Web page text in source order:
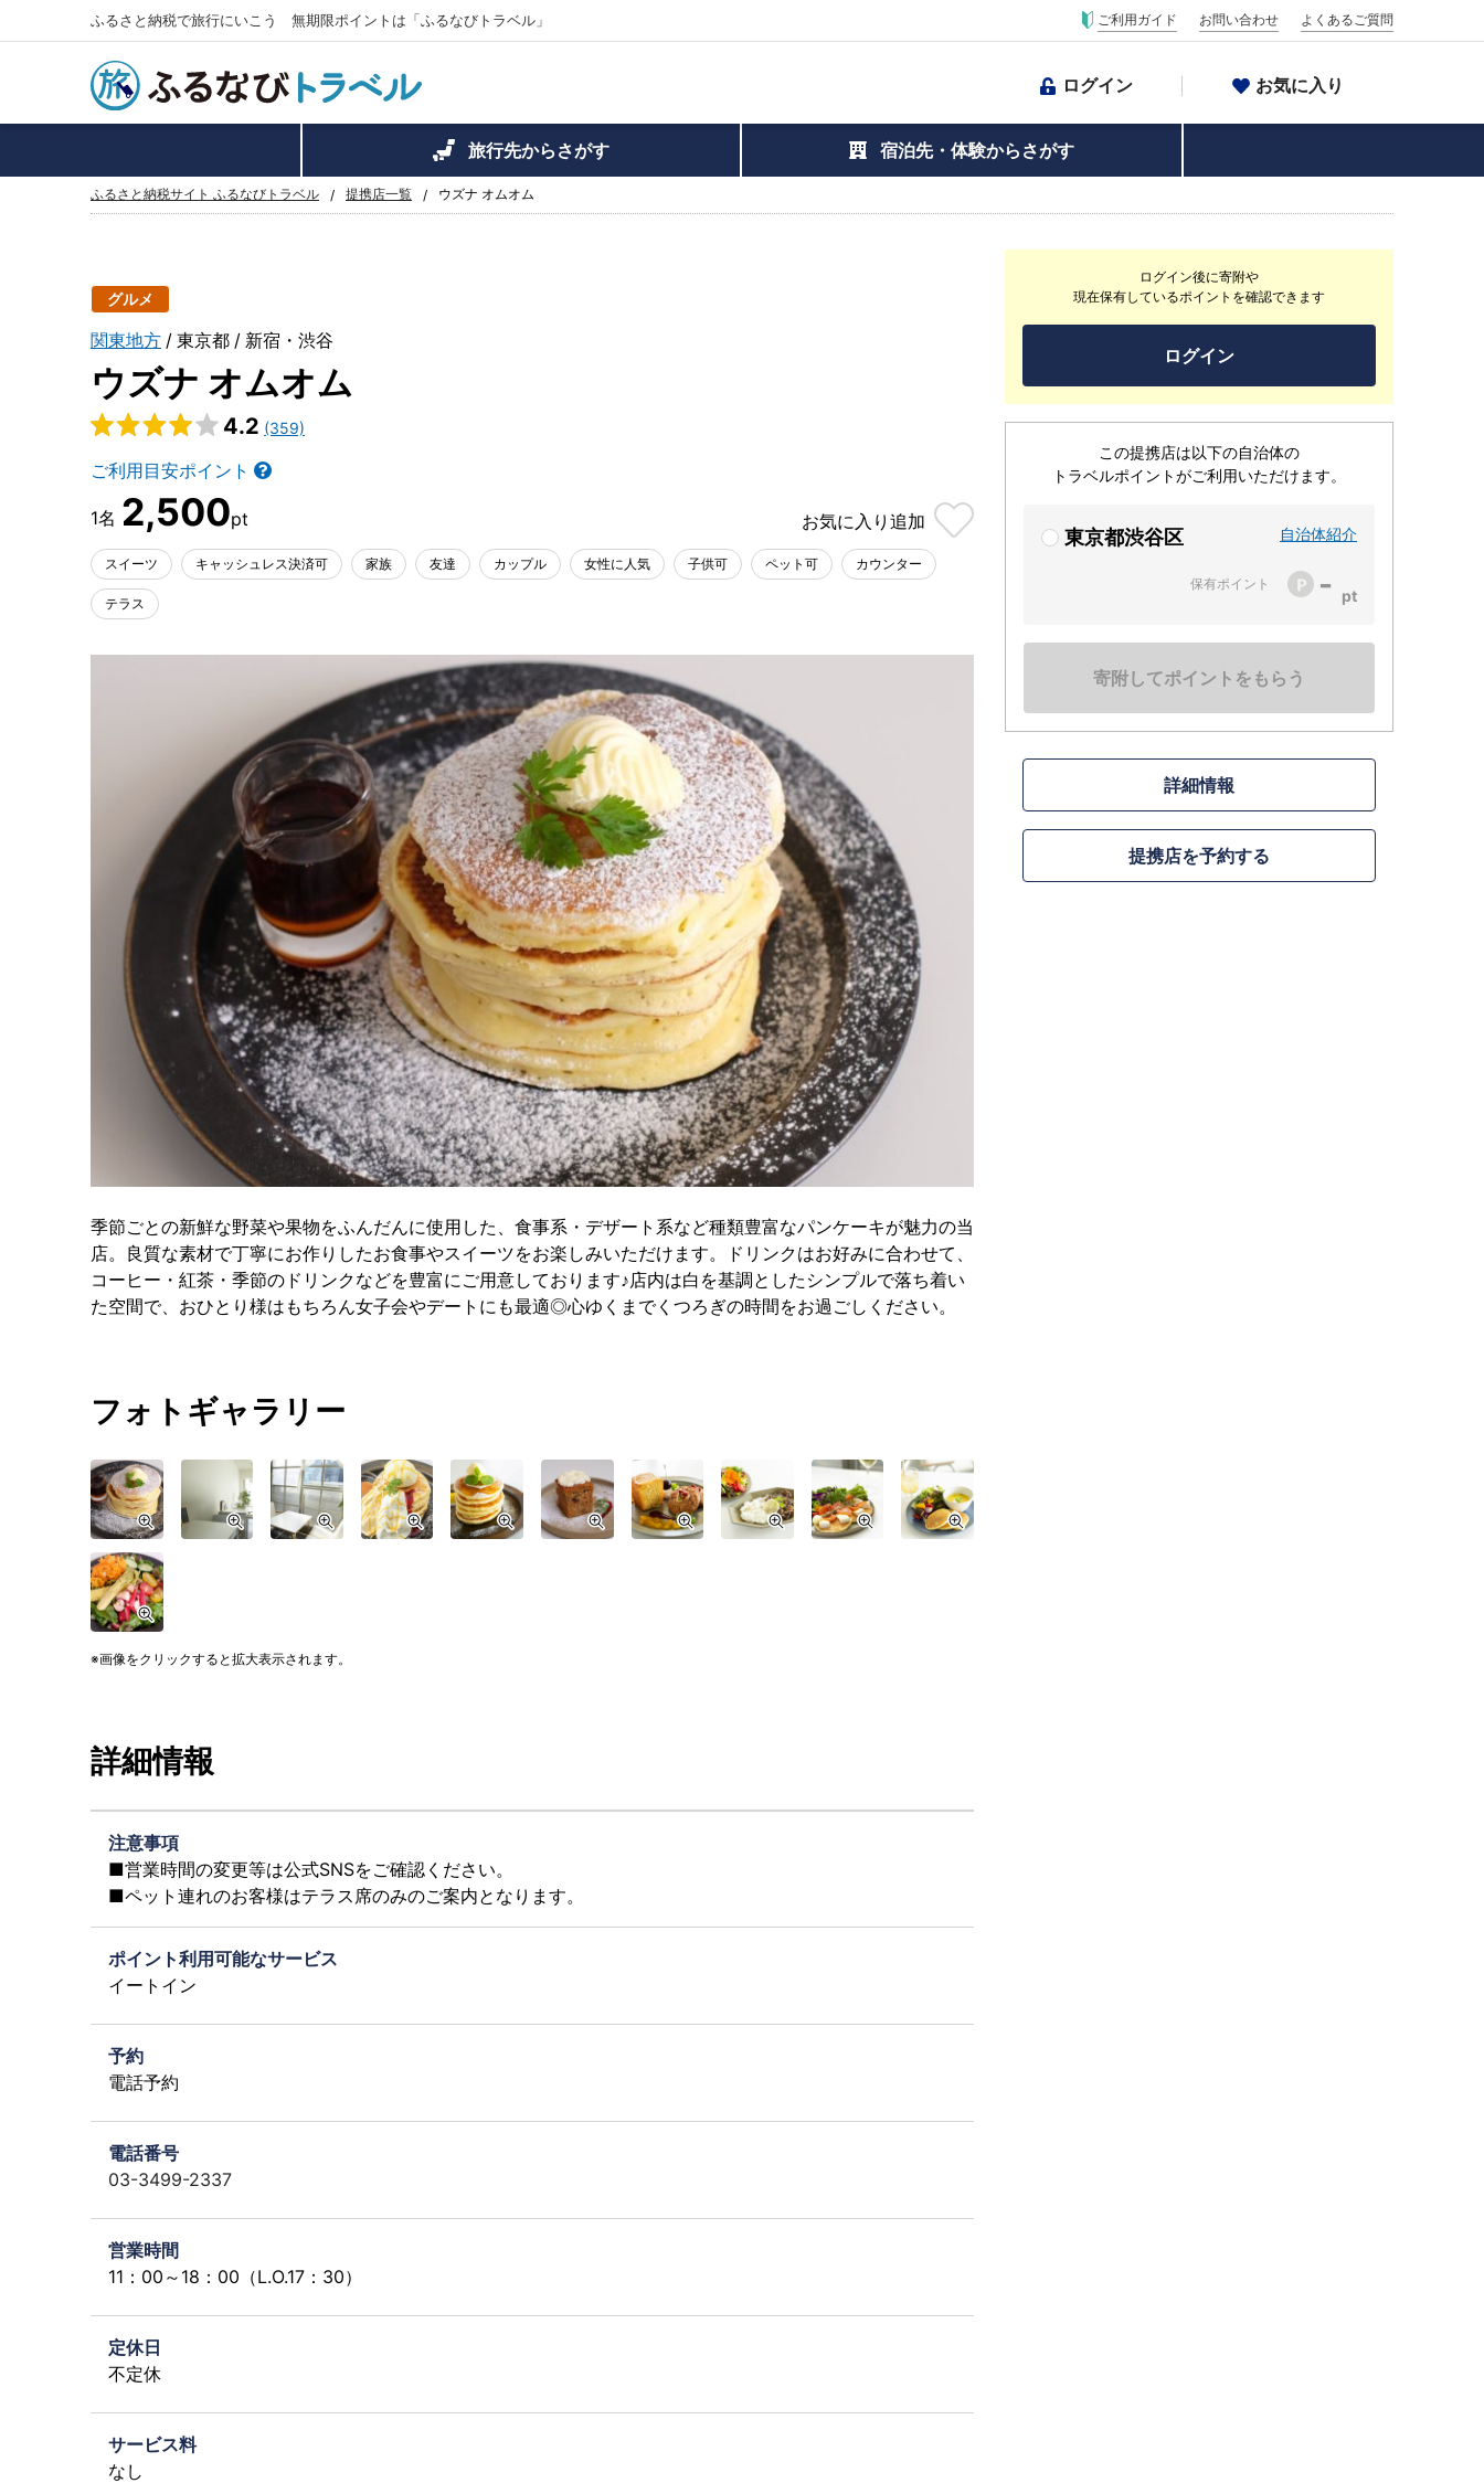
ふるさと納税で旅行にいこう 無期限ポイントは「ふるなびトラベル」 ご利用ガイド お問い合わせ よくあるご質問
ログイン お気に入り
旅行先からさがす 宿泊先・体験からさがす
ふるさと納税サイト ふるなびトラベル 提携店一覧 ウズナ オムオム
グルメ
関東地方 東京都 新宿・渋谷
ウズナ オムオム
4.2 (359)
ご利用目安ポイント
2,500 お気に入り 追加
スイーツ キャッシュレス決済可 家族 友達 カップル 女性に人気 子供可 ペット可 カウンター
テラス
ログイン後に寄附や
現在保有しているポイントを確認できます
ログイン
この提携店は以下の自治体の
トラベルポイントがご利用いただけます。
東京都渋谷区 自治体紹介
保有ポイント -
寄附してポイントをもらう
詳細情報
提携店を予約する
季節ごとの新鮮な野菜や果物をふんだんに使用した、食事系・デザート系など種類豊富なパンケーキが魅力の当
店。良質な素材で丁寧にお作りしたお食事やスイーツをお楽しみいただけます。ドリンクはお好みに合わせて、
コーヒー・紅茶・季節のドリンクなどを豊富にご用意しております♪店内は白を基調としたシンプルで落ち着い
た空間で、おひとり様はもちろん女子会やデートにも最適◎心ゆくまでくつろぎの時間をお過ごしください。
フォトギャラリー
画像をクリックすると拡大表示されます。
詳細情報
注意事項
■営業時間の変更等は公式SNSをご確認ください。
■ペット連れのお客様はテラス席のみのご案内となります。
ポイント利用可能なサービス
イートイン
予約
電話予約
電話番号
03-3499-2337
営業時間
11：00～18：00（L.O.17：30）
定休日
不定休
サービス料
なし